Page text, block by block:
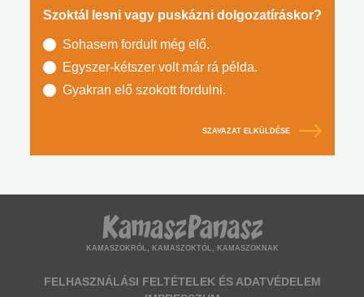
Szoktál lesni vagy puskázni dolgozatíráskor?
Sohasem fordult még elő.
Egyszer-kétszer volt már rá példa.
Gyakran elő szokott fordulni.
SZAVAZAT ELKÜLDÉSE
KAMASZOKRÓL, KAMASZOKTÓL, KAMASZOKNAK
FELHASZNÁLÁSI FELTÉTELEK ÉS ADATVÉDELEM